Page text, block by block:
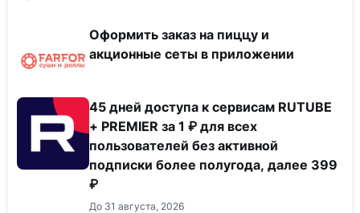
Оформить заказ на пиццу и
акционные сеты в приложении
45 дней доступа к сервисам RUTUBE
+ PREMIER за 1 ₽ для всех
пользователей без активной
подписки более полугода, далее 399
₽
До 31 августа, 2026